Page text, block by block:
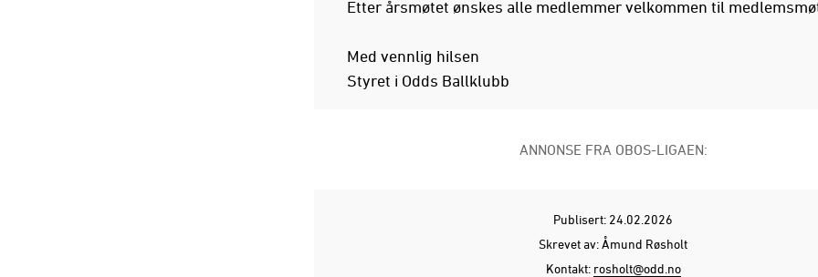
Etter årsmøtet ønskes alle medlemmer velkommen til
Med vennlig hilsen
Styret i Odds Ballklubb
ANNONSE FRA OBOS-LIGAEN:
Publisert: 24.02.2026
Skrevet av: Åmund Røsholt
Kontakt: rosholt@odd.no